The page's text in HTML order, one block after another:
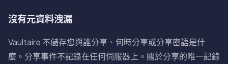
沒有元資料洩漏
Vaultaire 不儲存您與誰分享、何時分享或分享密語是什
麼。分享事件不記錄在任何伺服器上。關於分享的唯一記錄